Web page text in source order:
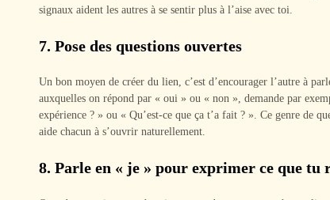
signaux aident les autres à se sentir plus à l’aise avec toi.
7. Pose des questions ouvertes
Un bon moyen de créer du lien, c’est d’encourager l’autre à
auxquelles on répond par « oui » ou « non », demande par
expérience ? » ou « Qu’est-ce que ça t’a fait ? ». Ce genre de
aide chacun à s’ouvrir naturellement.
8. Parle en « je » pour exprimer ce que tu